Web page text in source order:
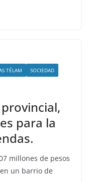
TÉLAM SOCIEDAD
para la
millones de pesos
un barrio de